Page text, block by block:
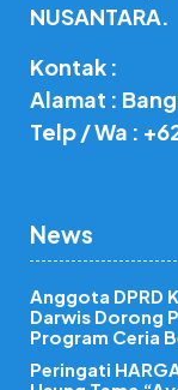
NUSANTARA.
Kontak :
Alamat :
Telp / Wa :
News
Anggota DPRD
Darwis Dorong
Program Ceria
Peringati